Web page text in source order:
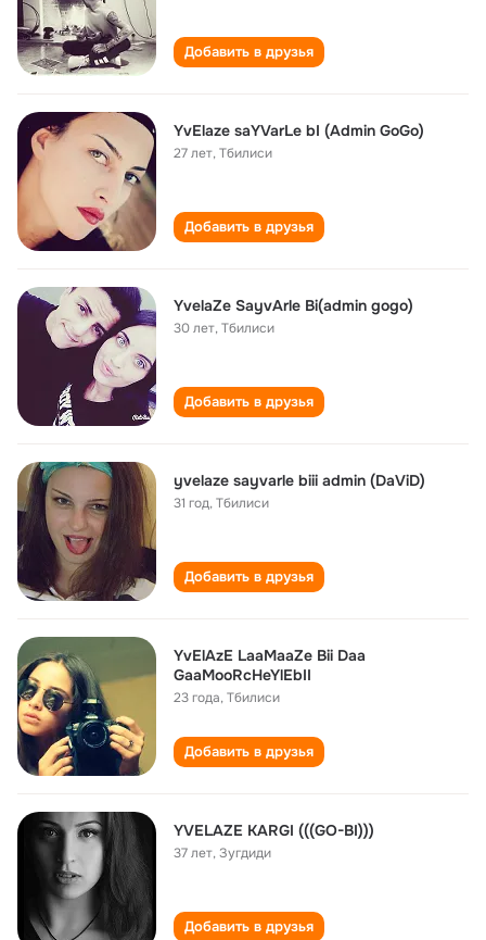
Добавить в друзья
YvElaze saYVarLe bI (Admin GoGo)
27 лет,Тбилиси
Добавить в друзья
YvelaZe SayvArle Bi(admin gogo)
30 лет,Тбилиси
Добавить в друзья
yvelaze sayvarle biii admin (DaViD)
31 год,Тбилиси
Добавить в друзья
YvElAzE LaaMaaZe Bii Daa
GaaMooRcHeYlEbII
23 года,Тбилиси
Добавить в друзья
YVELAZE KARGI (((GO-BI)))
37 лет,Зугдиди
Добавить в друзья